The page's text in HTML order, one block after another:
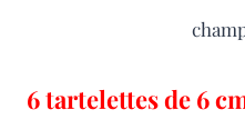
6 tartelettes de 6